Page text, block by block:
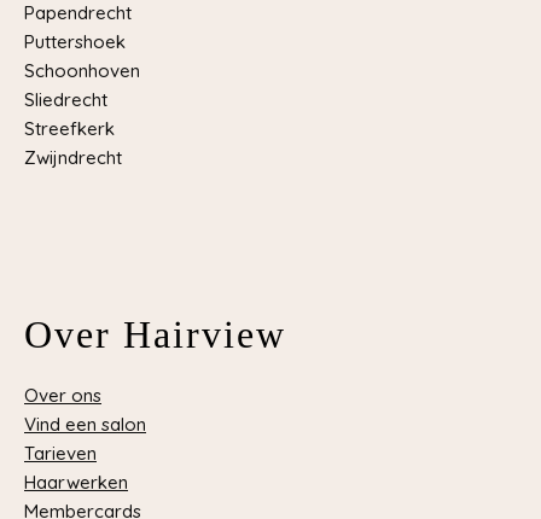
Papendrecht
Puttershoek
Schoonhoven
Sliedrecht
Streefkerk
Zwijndrecht
Over Hairview
Over ons
Vind een salon
Tarieven
Haarwerken
Membercards